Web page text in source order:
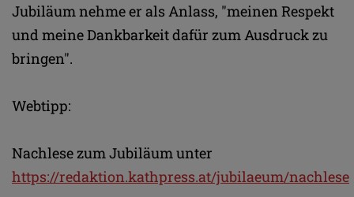
Jubiläum nehme er als Anlass, "meinen Respekt
und meine Dankbarkeit dafür zum Ausdruck zu
bringen".
Webtipp:
Nachlese zum Jubiläum unter
https://redaktion.kathpress.at/jubilaeum/nachlese